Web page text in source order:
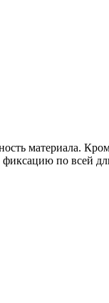
материала.
по всей